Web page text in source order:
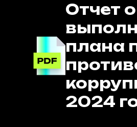
Отчет о
плана
2024